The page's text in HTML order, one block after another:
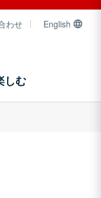
わせ English
しむ